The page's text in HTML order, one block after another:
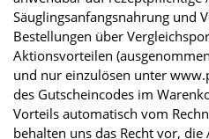
Säuglingsanfangsnahrung und
Bestellungen über
Aktionsvorteilen
und nur einzulösen unter
des Gutscheincodes im
Vorteils automatisch vom
behalten uns das Recht vor,